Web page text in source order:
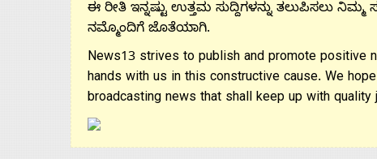
Contactಈ ರೀತಿ ಇನ್ನಷ್ಟು ಉತ್ತಮ ಸುದ್ದಿಗಳನ್ನು ತಲುಪಿಸಲು ನಿಮ್ಮ
ನಮ್ಮೊಂದಿಗೆ ಜೊತೆಯಾಗಿ.
News13 strives to publish and promote positive
hands with us in this constructive cause. We
broadcasting news that shall keep up with quality